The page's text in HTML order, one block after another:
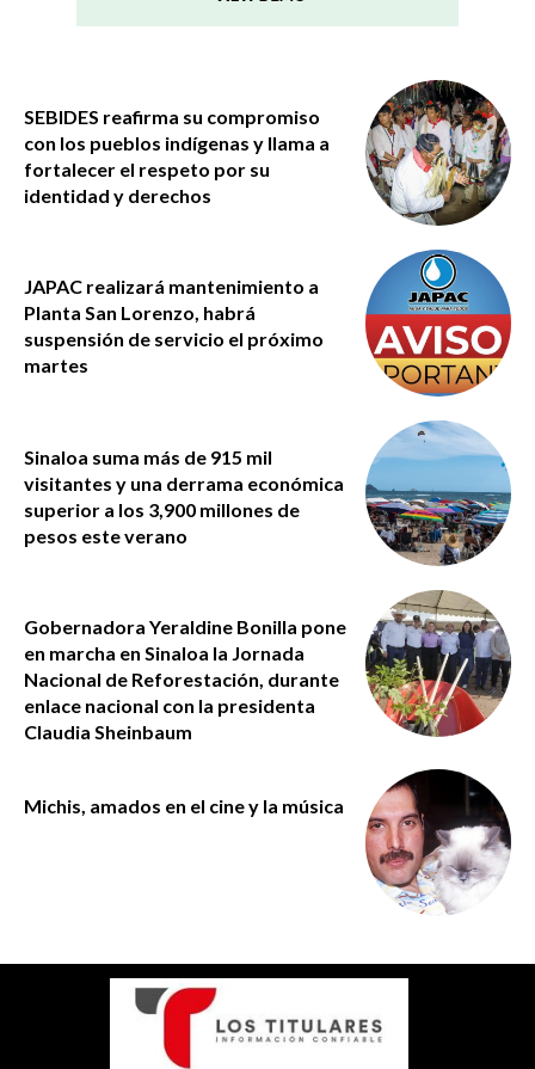
SEBIDES reafirma su compromiso
con los pueblos indígenas y llama a
fortalecer el respeto por su
identidad y derechos
JAPAC realizará mantenimiento a
Planta San Lorenzo, habrá
suspensión de servicio el próximo
martes
Sinaloa suma más de 915 mil
visitantes y una derrama económica
superior a los 3,900 millones de
pesos este verano
Gobernadora Yeraldine Bonilla pone
en marcha en Sinaloa la Jornada
Nacional de Reforestación, durante
enlace nacional con la presidenta
Claudia Sheinbaum
Michis, amados en el cine y la música